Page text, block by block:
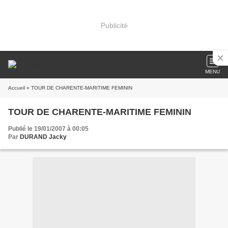
Publicité
MENU
Accueil » TOUR DE CHARENTE-MARITIME FEMININ
TOUR DE CHARENTE-MARITIME FEMININ
Publié le 19/01/2007 à 00:05
Par DURAND Jacky